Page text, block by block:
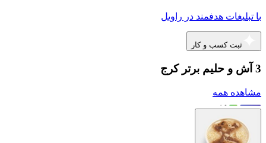
با تبلیغات هدفمند در راویل
ثبت کسب و کار
3 آش و حلیم برتر کرج
مشاهده همه